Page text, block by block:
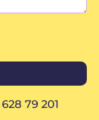
79 201